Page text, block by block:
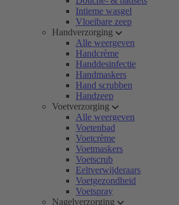
Intieme wasgel
Vloeibare zeep
Handverzorging
Alle weergeven
Handcrème
Handdesinfectie
Handmaskers
Hand scrubben
Handzeep
Voetverzorging
Alle weergeven
Voetenbad
Voetcrème
Voetmaskers
Voetscrub
Eeltverwijderaars
Voetgezondheid
Voetspray
Nagelverzorging